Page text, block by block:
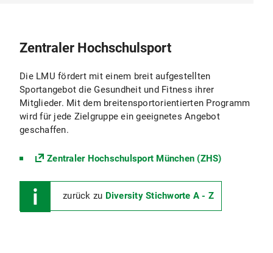
Zentraler Hochschulsport
Die LMU fördert mit einem breit aufgestellten
Sportangebot die Gesundheit und Fitness ihrer
Mitglieder. Mit dem breitensportorientierten Programm
wird für jede Zielgruppe ein geeignetes Angebot
geschaffen.
Zentraler Hochschulsport München (ZHS)
zurück zu Diversity Stichworte A - Z